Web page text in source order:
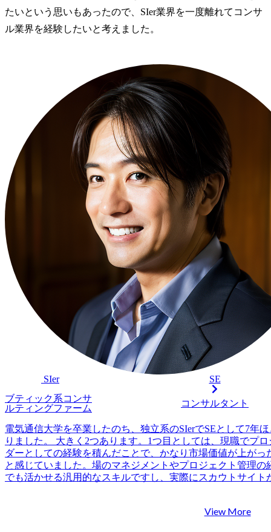
たいという思いもあったので、SIer業界を一度離れてコンサ
SIer
SE
ブティック系コンサ
ルティングファーム
コンサルタント
電気通信大学を卒業したのち、独立系のSIerでSEとして7年
りました。 大きく2つあります。1つ目としては、現職でプ
ダーとしての経験を積んだことで、かなり市場価値が上がっ
と感じていました。場のマネジメントやプロジェクト管理の
でも活かせる汎用的なスキルですし、実際にスカウトサイト
アを考えた際に、プロジェクトのもっと上流工程で経験を積
View More